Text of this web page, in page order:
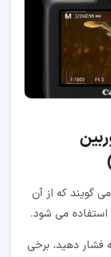
گویند که از آن
می شود.
فشار دهید، برخی